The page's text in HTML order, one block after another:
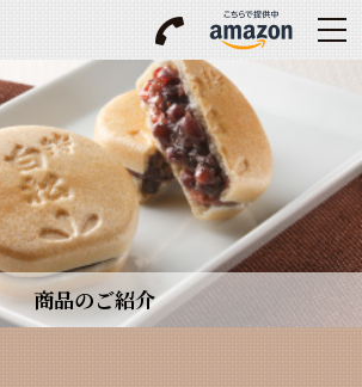
商品のご紹介